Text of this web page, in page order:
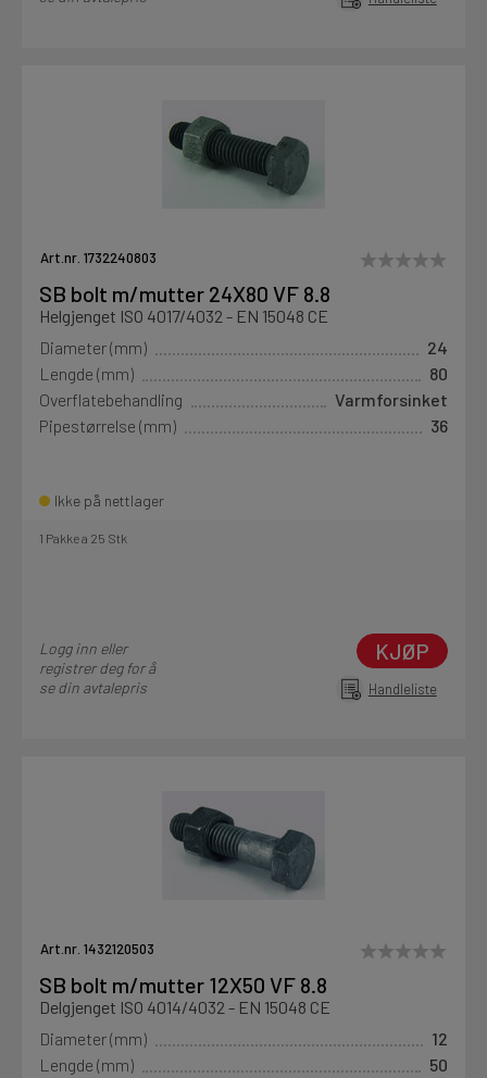
Art.nr. 1732240803
SB bolt m/mutter 24X80 VF 8.8
Helgjenget ISO 4017/4032 - EN 15048 CE
Diameter (mm)
24
Lengde (mm)
80
Overflatebehandling
Varmforsinket
Pipestørrelse (mm)
36
Ikke på nettlager
1 Pakke a 25 Stk
Logg inn eller
registrer deg for å
se din avtalepris
KJØP
Handleliste
Art.nr. 1432120503
SB bolt m/mutter 12X50 VF 8.8
Delgjenget ISO 4014/4032 - EN 15048 CE
Diameter (mm)
12
Lengde (mm)
50